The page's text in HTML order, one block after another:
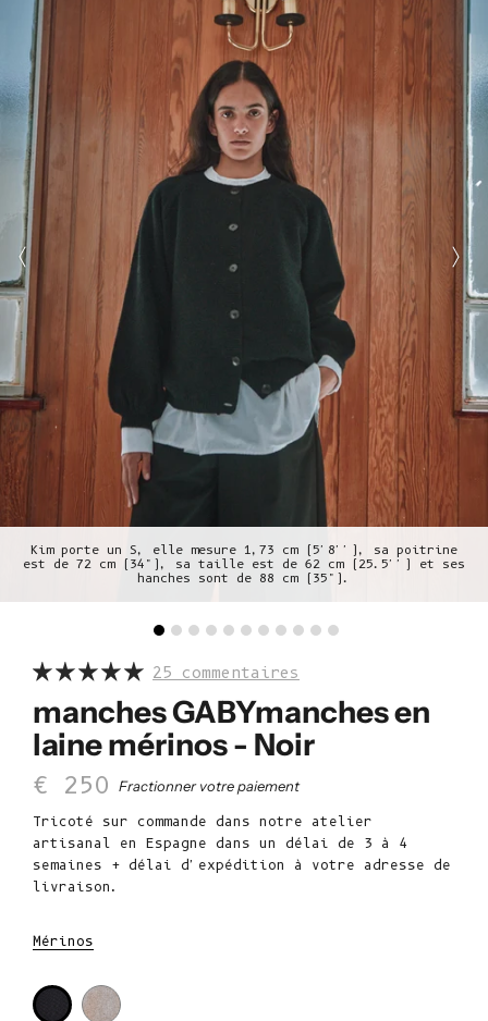
Kim porte un S, elle mesure 1,73 cm (5'8''), sa poitrine
est de 72 cm (34"), sa taille est de 62 cm (25.5'') et ses
hanches sont de 88 cm (35").
25 commentaires
manches GABYmanches en
laine mérinos - Noir
Prix de vente
€ 250 Fractionner votre paiement
Tricoté sur commande dans notre atelier
artisanal en Espagne dans un délai de 3 à 4
semaines + délai d'expédition à votre adresse de
livraison.
Mérinos